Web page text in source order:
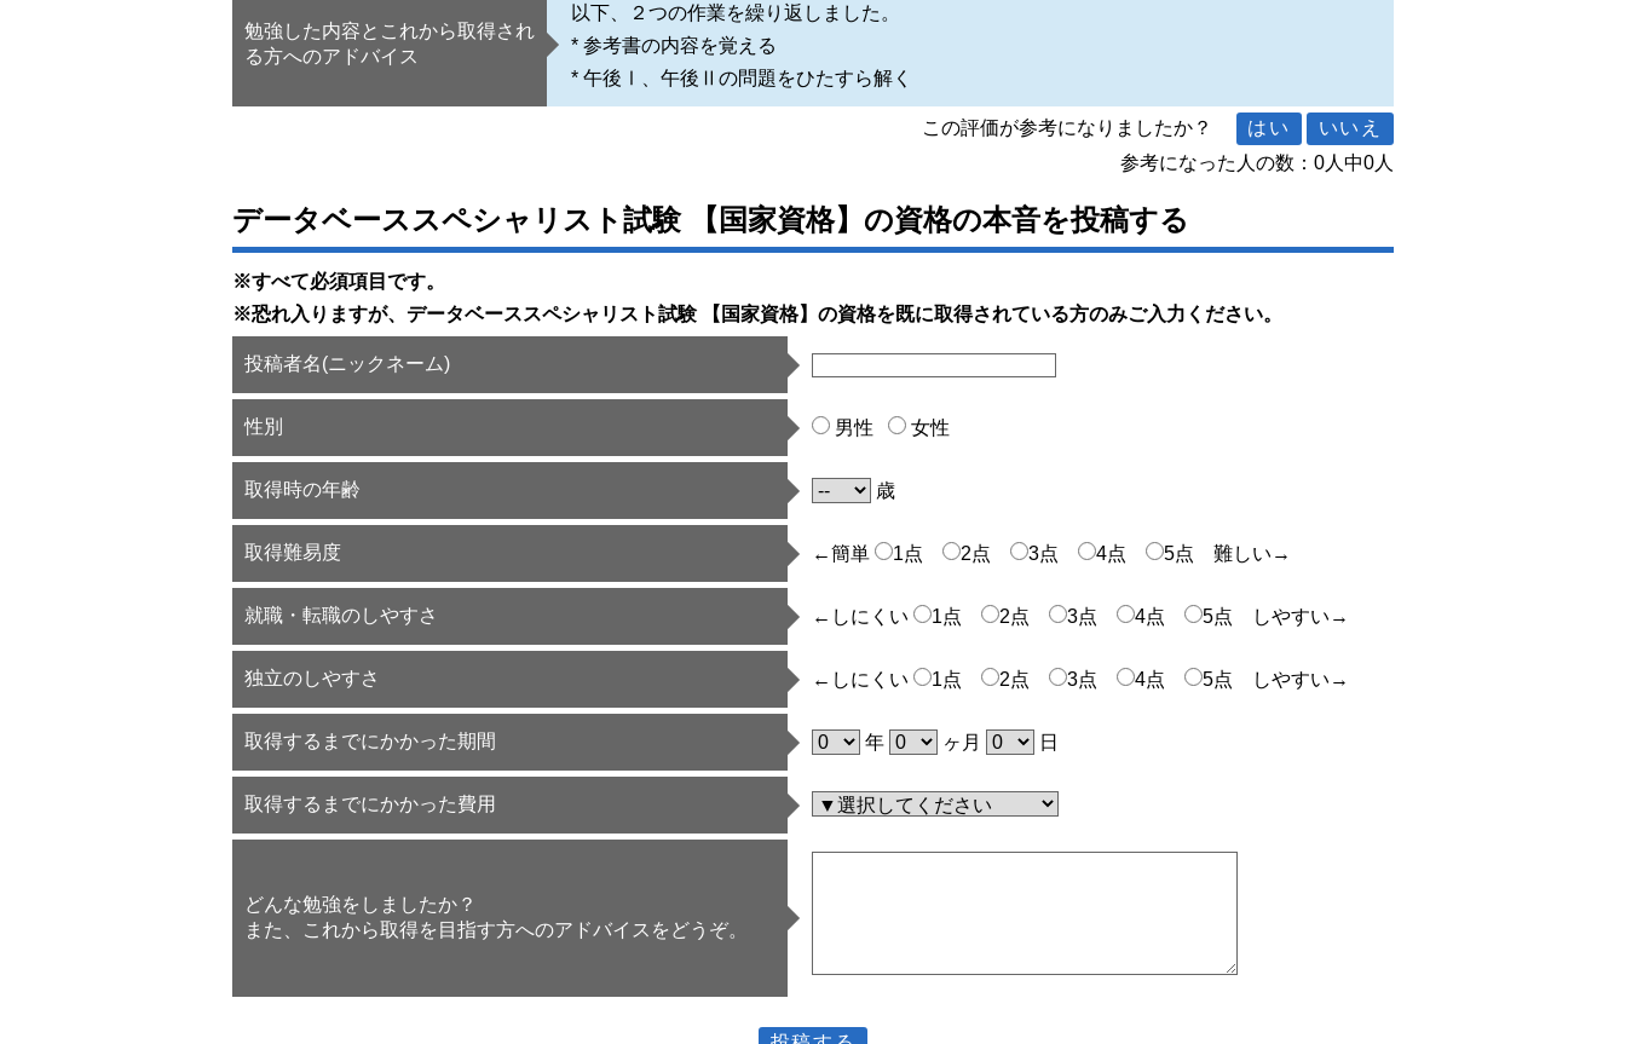
勉強した内容とこれから取得され
る方へのアドバイス
以下、２つの作業を繰り返しました。
* 参考書の内容を覚える
* 午後Ⅰ、午後Ⅱの問題をひたすら解く
この評価が参考になりましたか？
参考になった人の数：0人中0人
データベーススペシャリスト試験 【国家資格】の資格の本音を投稿する
※すべて必須項目です。
※恐れ入りますが、データベーススペシャリスト試験 【国家資格】の資格を既に取得されている方のみご入力ください。
投稿者名(ニックネーム)
性別 男性 女性
取得時の年齢 歳
取得難易度 ←簡単 1点 2点 3点 4点 5点 難しい→
就職・転職のしやすさ ←しにくい 1点 2点 3点 4点 5点 しやすい→
独立のしやすさ ←しにくい 1点 2点 3点 4点 5点 しやすい→
取得するまでにかかった期間 年 ヶ月 日
取得するまでにかかった費用
どんな勉強をしましたか？
また、これから取得を目指す方へのアドバイスをどうぞ。